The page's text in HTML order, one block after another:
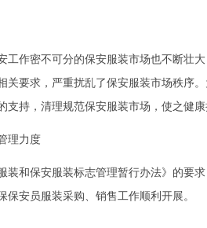
工作密不可分的保安服装市场也不断壮
关要求，严重扰乱了保安服装市场秩序
持，清理规范保安服装市场，使之健康
理力度
装和保安服装标志管理暂行办法》的要
安员服装采购、销售工作顺利开展。